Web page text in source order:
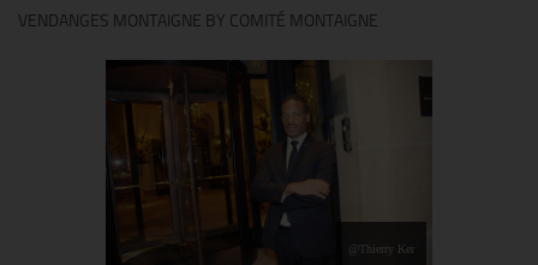
VENDANGES MONTAIGNE BY COMITÉ MONTAIGNE
@Thierry Ker